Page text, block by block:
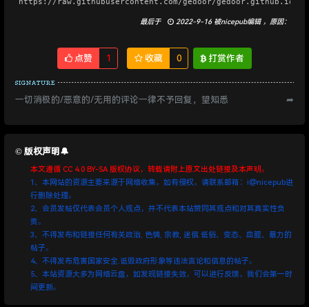
最后于 2022-9-16 被nicepub编辑 ，原因：
点赞 1 收藏 0 打赏作者
一切消极的/恶意的/无用的评论一律不予回复，望知悉 ➦
©️ 版权声明🔔
本文遵循 CC 4.0 BY-SA 版权协议，转载请附上原文出处链接及本声明。
1、本网站的资源主要来源于网络收集，如有侵权，请联系邮箱：i@nicepub进
行删除处理。
2、会员发帖仅代表会员个人观点，并不代表本站赞同其观点和对其真实性负
责。
3、不得发布和链接任何有关政治, 色情, 宗教, 迷信.低俗、变态、血腥、暴力的
帖子。
4、不得发布危害国家安全.诋毁政府形象等违法言论和信息的帖子。
5、本站资源大多为网络云盘，如发现链接失效，可以进行反馈，我们会第一时
间更新。